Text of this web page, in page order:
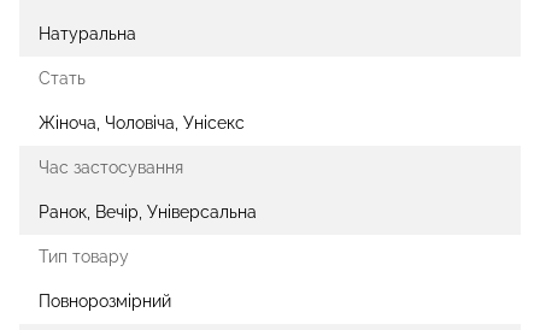
Натуральна
Стать
Жіноча, Чоловіча, Унісекс
Час застосування
Ранок, Вечір, Універсальна
Тип товару
Повнорозмірний